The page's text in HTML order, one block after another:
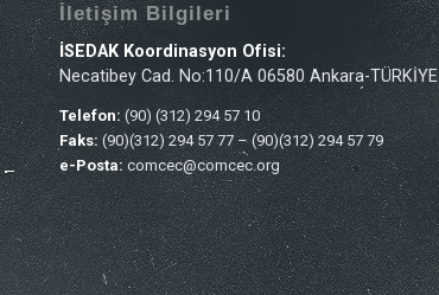
İletişim Bilgileri
İSEDAK Koordinasyon Ofisi:
Necatibey Cad. No:110/A 06580 Ankara-TÜRKİYE
Telefon: (90) (312) 294 57 10
Faks:(90)(312) 294 57 77 – (90)(312) 294 57 79
e-Posta:comcec@comcec.org